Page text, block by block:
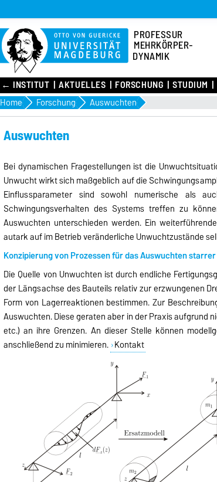
PROFESSUR
MEHRKÖRPER-
DYNAMIK
← INSTITUT AKTUELLES FORSCHUNG STUDIUM
Home Forschung Auswuchten
Auswuchten
Bei dynamischen Fragestellungen ist die
Unwucht wirkt sich maßgeblich auf die
Einflussparameter sind sowohl numerische als
Schwingungsverhalten des Systems treffen zu
Auswuchten unterschieden werden. Ein
autark auf im Betrieb veränderliche Unwuchtzustände
Konzipierung von Prozessen für das Auswuchten
Die Quelle von Unwuchten ist durch endliche
der Längsachse des Bauteils relativ zur erzwungenen
Form von Lagerreaktionen bestimmen. Zur
Auswuchten. Diese geraten aber in der Praxis aufgrund
etc.) an ihre Grenzen. An dieser Stelle können
anschließend zu minimieren. Kontakt